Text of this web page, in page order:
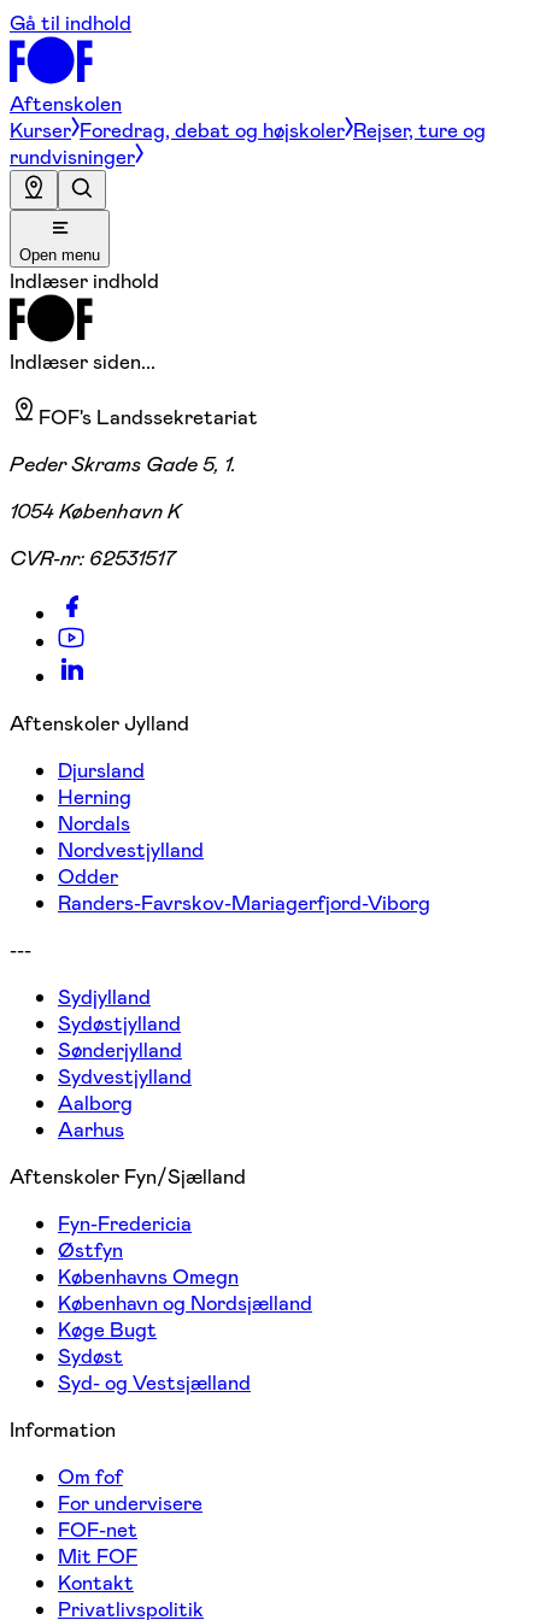
Gå til indhold
Aftenskolen
Kurser Foredrag, debat og højskoler Rejser, ture og
rundvisninger
Open menu
Indlæser indhold
Indlæser siden...
FOF's Landssekretariat
Peder Skrams Gade 5, 1.
1054 København K
CVR-nr: 62531517
Aftenskoler Jylland
Djursland
Herning
Nordals
Nordvestjylland
Odder
Randers-Favrskov-Mariagerfjord-Viborg
---
Sydjylland
Sydøstjylland
Sønderjylland
Sydvestjylland
Aalborg
Aarhus
Aftenskoler Fyn/Sjælland
Fyn-Fredericia
Østfyn
Københavns Omegn
København og Nordsjælland
Køge Bugt
Sydøst
Syd- og Vestsjælland
Information
Om fof
For undervisere
FOF-net
Mit FOF
Kontakt
Privatlivspolitik